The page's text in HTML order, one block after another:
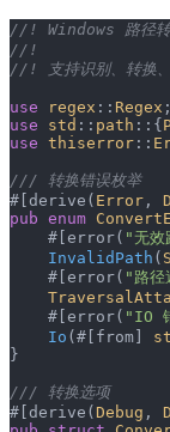
//! Windows 路径
//!
//! 支持识别、转换、
use regex :: Regex ;
use std :: path ::{
use thiserror ::
/// 转换错误枚举
#[derive( Error ,
pub enum
    #[error(
"无
    InvalidPath
(
    #[error(
"路径
    #[error(
"IO
    Io
(#[from]
}
/// 转换选项
#[derive( Debug ,